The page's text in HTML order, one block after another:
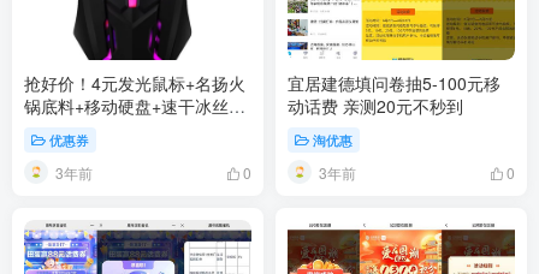
抢好价！4元发光鼠标+名扬火
锅底料+移动硬盘+速干冰丝短
袖+悦鲜活鲜牛奶
优惠券
3年前 0
宜居建德填问卷抽5-100元移
动话费 亲测20元不秒到
淘优惠
3年前 0